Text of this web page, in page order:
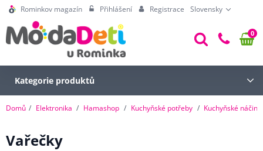
Rominkov magazín Přihlášení Registrace Slovensky
0
Kategorie produktů
Domů Elektronika Hamashop Kuchyňské potřeby Kuchyňské náčiní
Vařečky